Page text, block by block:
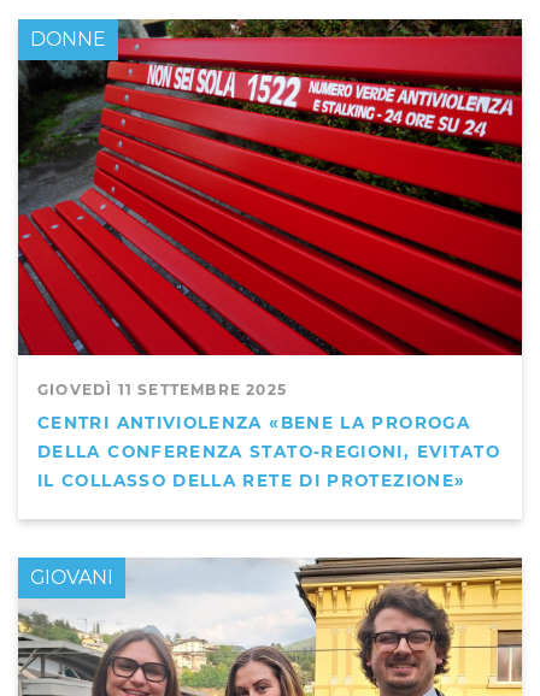
GIOVEDÌ 11 SETTEMBRE 2025
CENTRI ANTIVIOLENZA «BENE LA PROROGA
DELLA CONFERENZA STATO-REGIONI, EVITATO
IL COLLASSO DELLA RETE DI PROTEZIONE»
DONNE
GIOVANI